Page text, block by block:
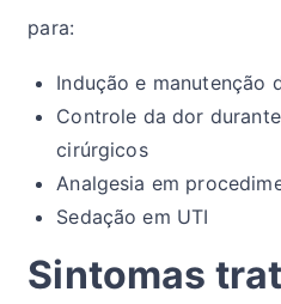
para:
Indução e manutenção
Controle da dor
cirúrgicos
Analgesia em
Sedação em UTI
Sintomas